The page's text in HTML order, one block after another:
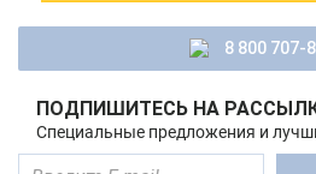
8 800 707-
ПОДПИШИТЕСЬ НА
Специальные предложения и